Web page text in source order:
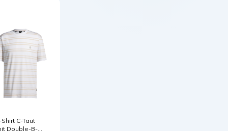
Shirt C-Taut
Double-B-